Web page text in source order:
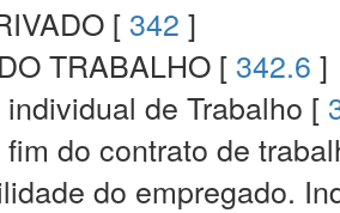
[ 342 ]
TRABALHO [ 342.6 ]
de Trabalho [
do contrato de
do empregado.